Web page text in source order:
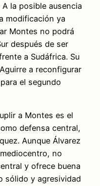
la posible ausencia
modificación ya
Montes no podrá
después de ser
a Sudáfrica. Su
a reconfigurar
el segundo
a Montes es el
defensa central,
Aunque Álvarez
no
y ofrece buena
sólido y agresividad